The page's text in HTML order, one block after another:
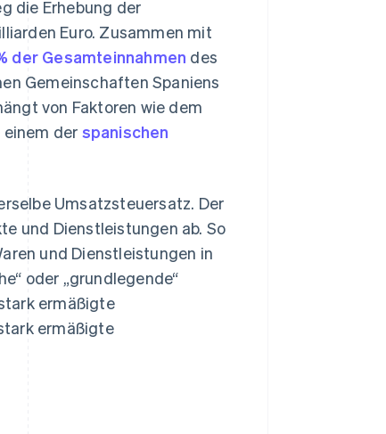
die Erhebung der
Euro. Zusammen mit
der Gesamteinnahmen des
Gemeinschaften Spaniens
von Faktoren wie dem
der spanischen
Umsatzsteuersatz. Der
und Dienstleistungen ab. So
und Dienstleistungen in
oder „grundlegende“
ermäßigte
ermäßigte